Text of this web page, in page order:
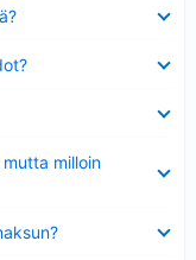
milloin